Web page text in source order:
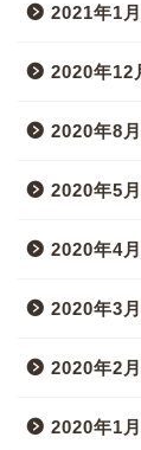
2021年1月
2020年12
2020年8月
2020年5月
2020年4月
2020年3月
2020年2月
2020年1月